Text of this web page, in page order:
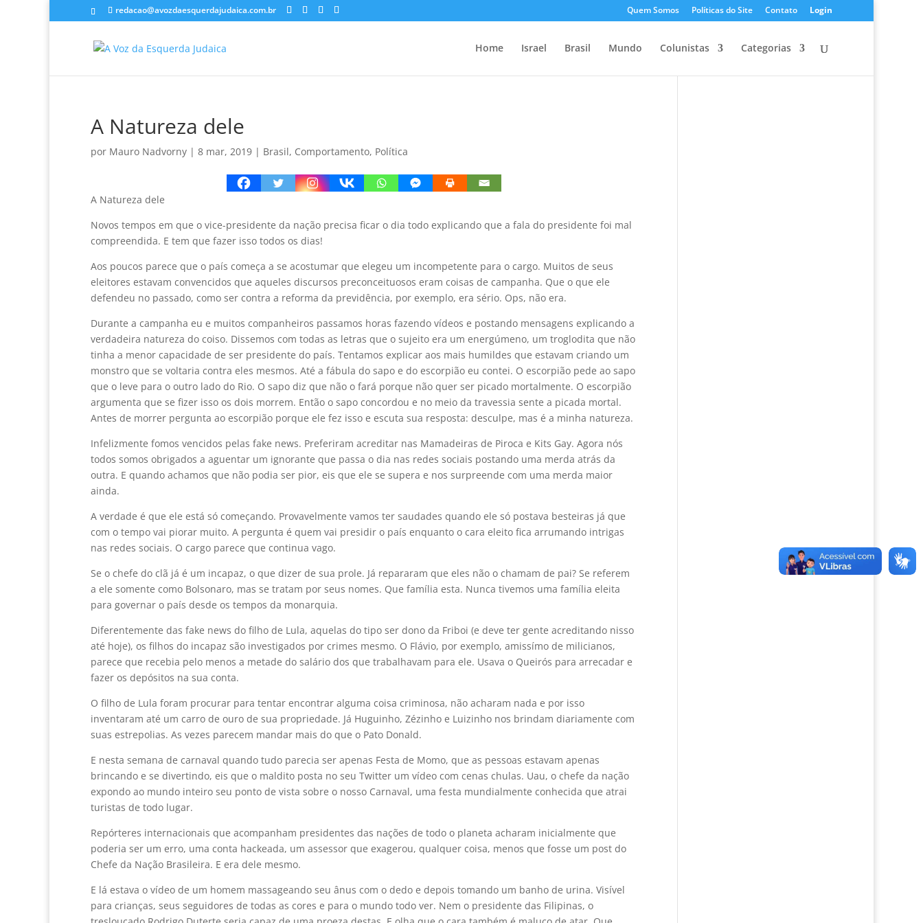
redacao@avozdaesquerdajudaica.com.br Quem Somos Políticas do Site Contato Login
Home Israel Brasil Mundo Colunistas Categorias
A Natureza dele
por Mauro Nadvorny | 8 mar, 2019 | Brasil, Comportamento, Política
A Natureza dele
Novos tempos em que o vice-presidente da nação precisa ficar o dia todo explicando que a fala do presidente foi mal
compreendida. E tem que fazer isso todos os dias!
Aos poucos parece que o país começa a se acostumar que elegeu um incompetente para o cargo. Muitos de seus
eleitores estavam convencidos que aqueles discursos preconceituosos eram coisas de campanha. Que o que ele
defendeu no passado, como ser contra a reforma da previdência, por exemplo, era sério. Ops, não era.
Durante a campanha eu e muitos companheiros passamos horas fazendo vídeos e postando mensagens explicando a
verdadeira natureza do coiso. Dissemos com todas as letras que o sujeito era um energúmeno, um troglodita que não
tinha a menor capacidade de ser presidente do país. Tentamos explicar aos mais humildes que estavam criando um
monstro que se voltaria contra eles mesmos. Até a fábula do sapo e do escorpião eu contei. O escorpião pede ao sapo
que o leve para o outro lado do Rio. O sapo diz que não o fará porque não quer ser picado mortalmente. O escorpião
argumenta que se fizer isso os dois morrem. Então o sapo concordou e no meio da travessia sente a picada mortal.
Antes de morrer pergunta ao escorpião porque ele fez isso e escuta sua resposta: desculpe, mas é a minha natureza.
Infelizmente fomos vencidos pelas fake news. Preferiram acreditar nas Mamadeiras de Piroca e Kits Gay. Agora nós
todos somos obrigados a aguentar um ignorante que passa o dia nas redes sociais postando uma merda atrás da
outra. E quando achamos que não podia ser pior, eis que ele se supera e nos surpreende com uma merda maior
ainda.
A verdade é que ele está só começando. Provavelmente vamos ter saudades quando ele só postava besteiras já que
com o tempo vai piorar muito. A pergunta é quem vai presidir o país enquanto o cara eleito fica arrumando intrigas
nas redes sociais. O cargo parece que continua vago.
Se o chefe do clã já é um incapaz, o que dizer de sua prole. Já repararam que eles não o chamam de pai? Se referem
a ele somente como Bolsonaro, mas se tratam por seus nomes. Que família esta. Nunca tivemos uma família eleita
para governar o país desde os tempos da monarquia.
Diferentemente das fake news do filho de Lula, aquelas do tipo ser dono da Friboi (e deve ter gente acreditando nisso
até hoje), os filhos do incapaz são investigados por crimes mesmo. O Flávio, por exemplo, amissímo de milicianos,
parece que recebia pelo menos a metade do salário dos que trabalhavam para ele. Usava o Queirós para arrecadar e
fazer os depósitos na sua conta.
O filho de Lula foram procurar para tentar encontrar alguma coisa criminosa, não acharam nada e por isso
inventaram até um carro de ouro de sua propriedade. Já Huguinho, Zézinho e Luizinho nos brindam diariamente com
suas estrepolias. As vezes parecem mandar mais do que o Pato Donald.
E nesta semana de carnaval quando tudo parecia ser apenas Festa de Momo, que as pessoas estavam apenas
brincando e se divertindo, eis que o maldito posta no seu Twitter um vídeo com cenas chulas. Uau, o chefe da nação
expondo ao mundo inteiro seu ponto de vista sobre o nosso Carnaval, uma festa mundialmente conhecida que atrai
turistas de todo lugar.
Repórteres internacionais que acompanham presidentes das nações de todo o planeta acharam inicialmente que
poderia ser um erro, uma conta hackeada, um assessor que exagerou, qualquer coisa, menos que fosse um post do
Chefe da Nação Brasileira. E era dele mesmo.
E lá estava o vídeo de um homem massageando seu ânus com o dedo e depois tomando um banho de urina. Visível
para crianças, seus seguidores de todas as cores e para o mundo todo ver. Nem o presidente das Filipinas, o